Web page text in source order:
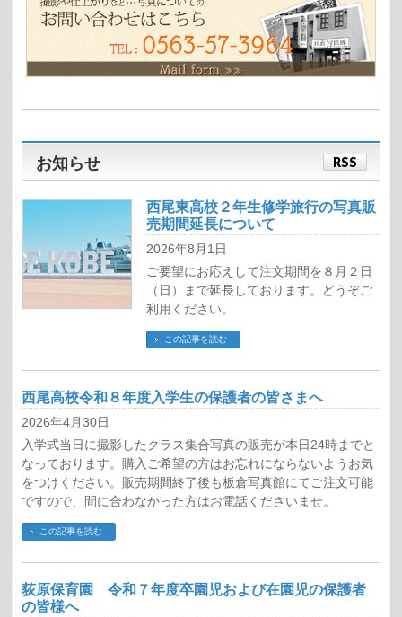
お知らせ RSS
西尾東高校２年生修学旅行の写真販
売期間延長について
2026年8月1日
ご要望にお応えして注文期間を８月２日
（日）まで延長しております。どうぞご
利用ください。
この記事を読む
西尾高校令和８年度入学生の保護者の皆さまへ
2026年4月30日
入学式当日に撮影したクラス集合写真の販売が本日24時までと
なっております。購入ご希望の方はお忘れにならないようお気
をつけください。販売期間終了後も板倉写真館にてご注文可能
ですので、間に合わなかった方はお電話くださいませ。
この記事を読む
荻原保育園 令和７年度卒園児および在園児の保護者
の皆様へ